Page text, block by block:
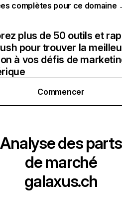
complètes pour ce domaine
plus de 50 outils et
pour trouver la
à vos défis de
Commencer
Analyse des parts
de marché
galaxus.ch